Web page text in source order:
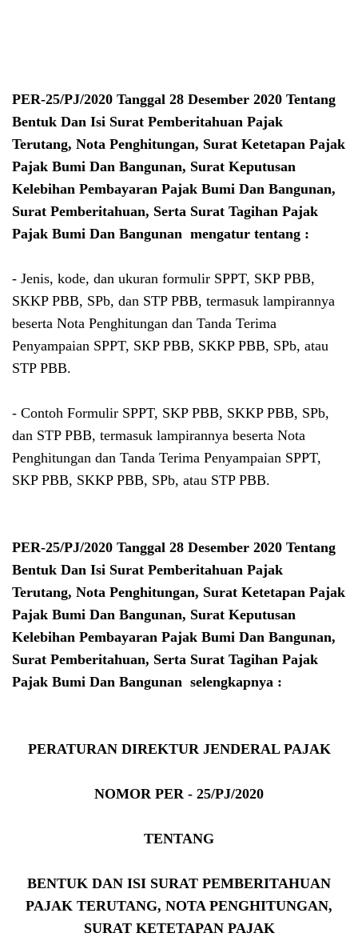
PER-25/PJ/2020 Tanggal 28 Desember 2020 Tentang
Bentuk Dan Isi Surat Pemberitahuan Pajak
Terutang, Nota Penghitungan, Surat Ketetapan Pajak
Pajak Bumi Dan Bangunan, Surat Keputusan
Kelebihan Pembayaran Pajak Bumi Dan Bangunan,
Surat Pemberitahuan, Serta Surat Tagihan Pajak
Pajak Bumi Dan Bangunan mengatur tentang :
- Jenis, kode, dan ukuran formulir SPPT, SKP PBB,
SKKP PBB, SPb, dan STP PBB, termasuk lampirannya
beserta Nota Penghitungan dan Tanda Terima
Penyampaian SPPT, SKP PBB, SKKP PBB, SPb, atau
STP PBB.
- Contoh Formulir SPPT, SKP PBB, SKKP PBB, SPb,
dan STP PBB, termasuk lampirannya beserta Nota
Penghitungan dan Tanda Terima Penyampaian SPPT,
SKP PBB, SKKP PBB, SPb, atau STP PBB.
PER-25/PJ/2020 Tanggal 28 Desember 2020 Tentang
Bentuk Dan Isi Surat Pemberitahuan Pajak
Terutang, Nota Penghitungan, Surat Ketetapan Pajak
Pajak Bumi Dan Bangunan, Surat Keputusan
Kelebihan Pembayaran Pajak Bumi Dan Bangunan,
Surat Pemberitahuan, Serta Surat Tagihan Pajak
Pajak Bumi Dan Bangunan selengkapnya :
PERATURAN DIREKTUR JENDERAL PAJAK
NOMOR PER - 25/PJ/2020
TENTANG
BENTUK DAN ISI SURAT PEMBERITAHUAN
PAJAK TERUTANG, NOTA PENGHITUNGAN,
SURAT KETETAPAN PAJAK